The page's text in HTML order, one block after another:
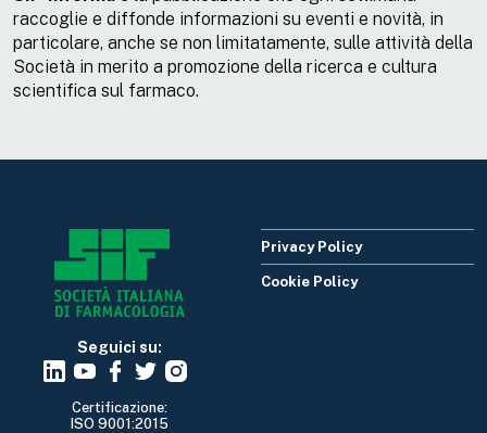
raccoglie e diffonde informazioni su eventi e novità, in
particolare, anche se non limitatamente, sulle attività della
Società in merito a promozione della ricerca e cultura
scientifica sul farmaco.
Seguici su:
Certificazione:
ISO 9001:2015
Privacy Policy
Cookie Policy